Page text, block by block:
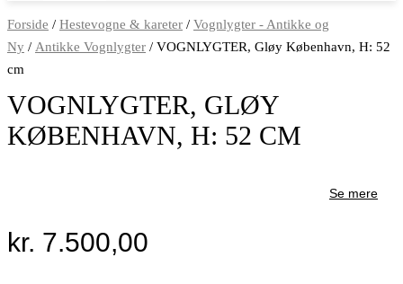
Forside / Hestevogne & kareter / Vognlygter - Antikke og
Ny / Antikke Vognlygter / VOGNLYGTER, Gløy København, H: 52
cm
VOGNLYGTER, GLØY
KØBENHAVN, H: 52 CM
Se mere
kr. 7.500,00